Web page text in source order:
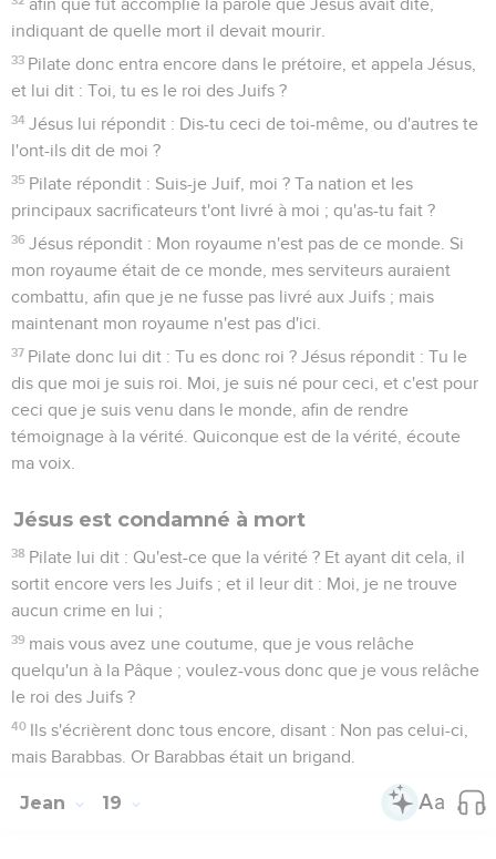
afin que fût accomplie la parole que Jésus avait dite,
indiquant de quelle mort il devait mourir.
33 Pilate donc entra encore dans le prétoire, et appela Jésus,
et lui dit : Toi, tu es le roi des Juifs ?
34 Jésus lui répondit : Dis-tu ceci de toi-même, ou d'autres te
l'ont-ils dit de moi ?
35 Pilate répondit : Suis-je Juif, moi ? Ta nation et les
principaux sacrificateurs t'ont livré à moi ; qu'as-tu fait ?
36 Jésus répondit : Mon royaume n'est pas de ce monde. Si
mon royaume était de ce monde, mes serviteurs auraient
combattu, afin que je ne fusse pas livré aux Juifs ; mais
maintenant mon royaume n'est pas d'ici.
37 Pilate donc lui dit : Tu es donc roi ? Jésus répondit : Tu le
dis que moi je suis roi. Moi, je suis né pour ceci, et c'est pour
ceci que je suis venu dans le monde, afin de rendre
témoignage à la vérité. Quiconque est de la vérité, écoute
ma voix.
Jésus est condamné à mort
38 Pilate lui dit : Qu'est-ce que la vérité ? Et ayant dit cela, il
sortit encore vers les Juifs ; et il leur dit : Moi, je ne trouve
aucun crime en lui ;
39 mais vous avez une coutume, que je vous relâche
quelqu'un à la Pâque ; voulez-vous donc que je vous relâche
le roi des Juifs ?
40 Ils s'écrièrent donc tous encore, disant : Non pas celui-ci,
mais Barabbas. Or Barabbas était un brigand.
Jean 19